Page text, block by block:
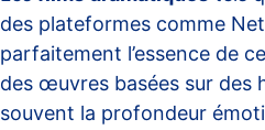
des plateformes comme
parfaitement l’essence de
des œuvres basées sur des
souvent la profondeur